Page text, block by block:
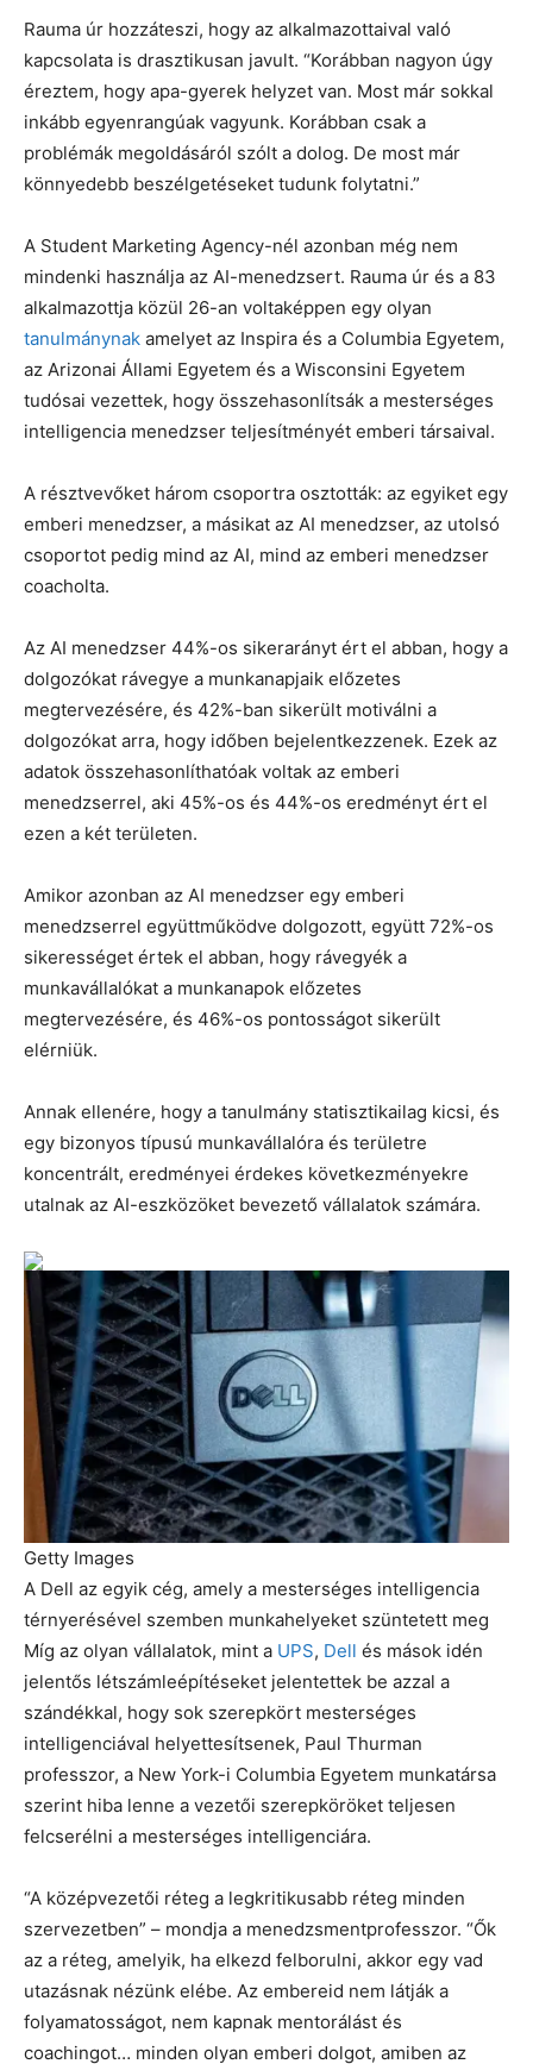
Rauma úr hozzáteszi, hogy az alkalmazottaival való
kapcsolata is drasztikusan javult. “Korábban nagyon úgy
éreztem, hogy apa-gyerek helyzet van. Most már sokkal
inkább egyenrangúak vagyunk. Korábban csak a
problémák megoldásáról szólt a dolog. De most már
könnyedebb beszélgetéseket tudunk folytatni.”
A Student Marketing Agency-nél azonban még nem
mindenki használja az AI-menedzsert. Rauma úr és a 83
alkalmazottja közül 26-an voltaképpen egy olyan
tanulmánynak amelyet az Inspira és a Columbia Egyetem,
az Arizonai Állami Egyetem és a Wisconsini Egyetem
tudósai vezettek, hogy összehasonlítsák a mesterséges
intelligencia menedzser teljesítményét emberi társaival.
A résztvevőket három csoportra osztották: az egyiket egy
emberi menedzser, a másikat az AI menedzser, az utolsó
csoportot pedig mind az AI, mind az emberi menedzser
coacholta.
Az AI menedzser 44%-os sikerarányt ért el abban, hogy a
dolgozókat rávegye a munkanapjaik előzetes
megtervezésére, és 42%-ban sikerült motiválni a
dolgozókat arra, hogy időben bejelentkezzenek. Ezek az
adatok összehasonlíthatóak voltak az emberi
menedzserrel, aki 45%-os és 44%-os eredményt ért el
ezen a két területen.
Amikor azonban az AI menedzser egy emberi
menedzserrel együttműködve dolgozott, együtt 72%-os
sikerességet értek el abban, hogy rávegyék a
munkavállalókat a munkanapok előzetes
megtervezésére, és 46%-os pontosságot sikerült
elérniük.
Annak ellenére, hogy a tanulmány statisztikailag kicsi, és
egy bizonyos típusú munkavállalóra és területre
koncentrált, eredményei érdekes következményekre
utalnak az AI-eszközöket bevezető vállalatok számára.
Getty Images
A Dell az egyik cég, amely a mesterséges intelligencia
térnyerésével szemben munkahelyeket szüntetett meg
Míg az olyan vállalatok, mint a UPS, Dell és mások idén
jelentős létszámleépítéseket jelentettek be azzal a
szándékkal, hogy sok szerepkört mesterséges
intelligenciával helyettesítsenek, Paul Thurman
professzor, a New York-i Columbia Egyetem munkatársa
szerint hiba lenne a vezetői szerepköröket teljesen
felcserélni a mesterséges intelligenciára.
“A középvezetői réteg a legkritikusabb réteg minden
szervezetben” – mondja a menedzsmentprofesszor. “Ők
az a réteg, amelyik, ha elkezd felborulni, akkor egy vad
utazásnak nézünk elébe. Az embereid nem látják a
folyamatosságot, nem kapnak mentorálást és
coachingot… minden olyan emberi dolgot, amiben az